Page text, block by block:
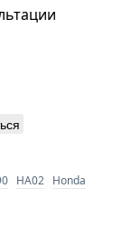
HA02 Honda